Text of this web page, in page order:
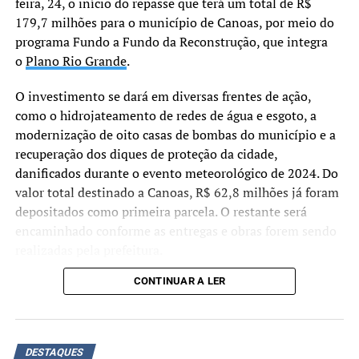
A maioria dos ministros entendeu que a PGR apresentou
provas suficientes para condenar o ex-presidente e seus
aliados.
Demais condenações
Braga Netto: 26 anos– Seguindo o voto do relator
Alexandre de Moraes, a maioria da Primeira Turma do
STF determinou pena de 26 anos, inicialmente em
reclusão, para o general Walter Braga Netto.
Anderson Torres: 24 anos –
Anderson Torres.
Almir Garnier: 24 anos –Seguindo voto do relator
Alexandre de Moraes, a maioria da Primeira Turma
179,7 milhões para o município de Canoas, por meio do
programa Fundo a Fundo da Reconstrução, que integra
oPlano Rio Grande.
O investimento se dará em diversas frentes de ação,
como o hidrojateamento de redes de água e esgoto, a
modernização de oito casas de bombas do município e a
recuperação dos diques de proteção da cidade,
danificados durante o evento meteorológico de 2024. Do
valor total destinado a Canoas, R$ 62,8 milhões já foram
depositados como primeira parcela. O restante será
encaminhado conforme as entregas e obras forem sendo
“Não estamos apenas
assinando um convênio,
mas efetivamente
CONTINUAR A LER
DESTAQUES